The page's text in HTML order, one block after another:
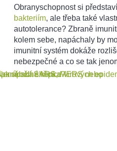
Obranyschopnost si
bakteriím, ale třeba také
autotolerance? Zbraně
kolem sebe, napáchaly by
imunitní systém dokáže
nebezpečné a co se tak